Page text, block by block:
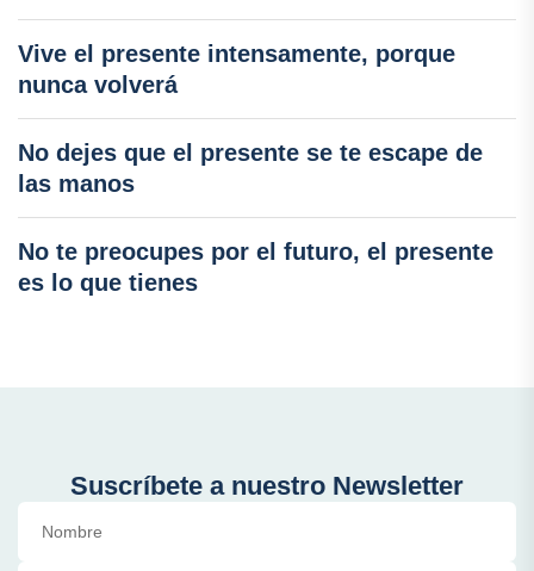
Vive el presente intensamente, porque
nunca volverá
No dejes que el presente se te escape de
las manos
No te preocupes por el futuro, el presente
es lo que tienes
Suscríbete a nuestro Newsletter